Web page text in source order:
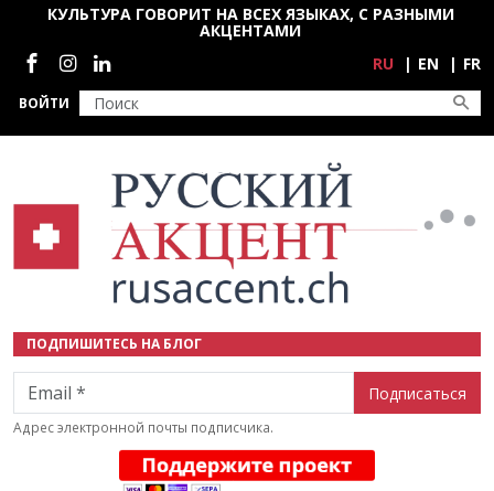
Перейти к основному содержанию
ВОЙТИ
КУЛЬТУРА ГОВОРИТ НА ВСЕХ ЯЗЫКАХ, С РАЗНЫМИ
АКЦЕНТАМИ
Социальные сети
RU EN FR
ПОДПИШИТЕСЬ НА БЛОГ
Email
Адрес электронной почты подписчика.